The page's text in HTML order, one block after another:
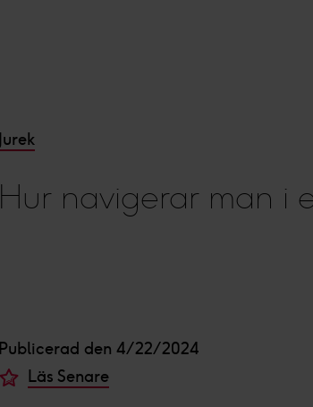
Jurek
Hur navigerar man i
Publicerad den 4/22/2024
Läs Senare